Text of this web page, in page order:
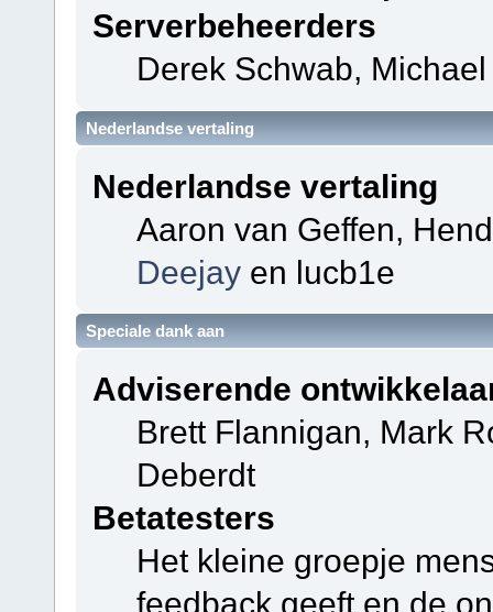
Serverbeheerders
Derek Schwab,
Nederlandse vertaling
Nederlandse vertaling
Aaron van Geffen,
Deejayen lucb1e
Speciale dank aan
Adviserende
Brett Flannigan, Mark
Deberdt
Betatesters
Het kleine groepje
feedback geeft en de